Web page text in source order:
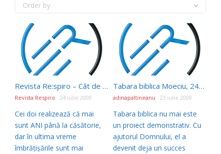
Order by
Revista Re:spiro – Cât de departe este prea departe?
Revista Respiro 24 iulie 2009
Cei doi realizează că mai
sunt ANI până la căsătorie,
dar în ultima vreme
îmbrăţişările sunt mai
Tabara biblica Moeciu, 24-30 august 2009, tabarabiblica.ro
adinapaltineanu 23 iulie 2009
Tabara biblica nu mai este
un proiect demonstrativ. Cu
ajutorul Domnului, el a
devenit deja un succes